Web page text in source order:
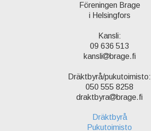
Föreningen Brage
i Helsingfors
Kansli:
09 636 513
kansli
brage.fi
Dräktbyrå/pukutoimisto:
050 555 8258
draktbyra
brage.fi
Dräktbyrå
Pukutoimisto